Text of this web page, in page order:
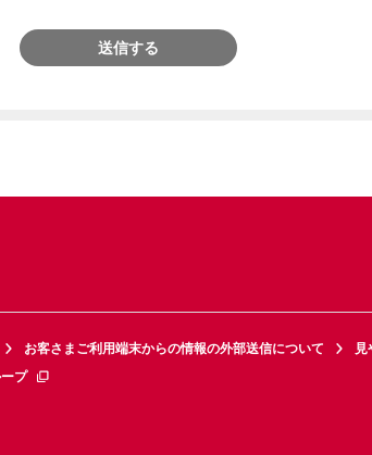
送信する
お客さまご利用端末からの情報の外部送信について
見
プ